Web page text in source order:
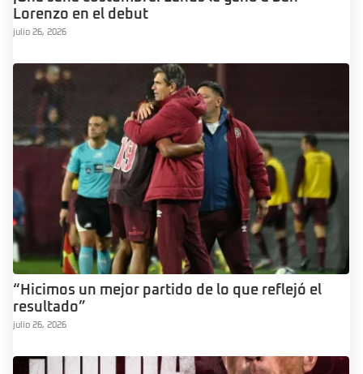
Lorenzo en el debut
julio 26, 2026
“Hicimos un mejor partido de lo que reflejó el
resultado”
julio 26, 2026